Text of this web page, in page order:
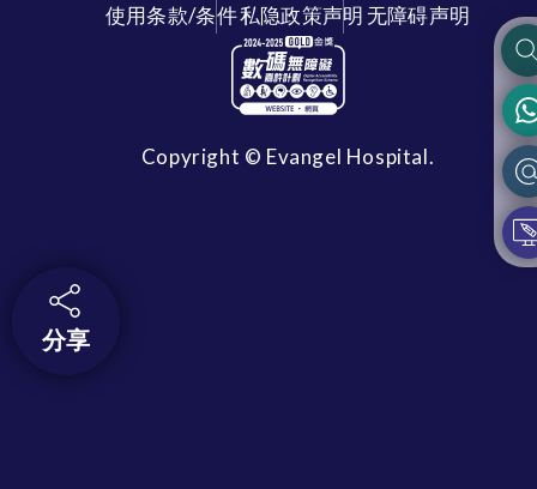
使用条款/条件私隐政策声明无障碍声明
Copyright © Evangel Hospital.
分享